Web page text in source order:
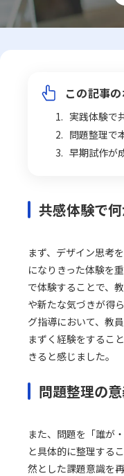
この記事
実践体験で
問題整理で
早期試作が
共感体験で
まず、デザイン思考
になりきった体験を
で体験することで、
や新たな気づきが得
グ指導において、教
まずく経験をするこ
きると感じました。
問題整理の
また、問題を「誰が
と具体的に整理する
然とした課題意識を